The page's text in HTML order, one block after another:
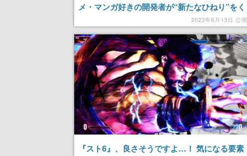
メ・マンガ好きの開発者が“新たなひねり”をく
わえたシリーズ最新作の魅力を聞いてみた
2023年6月13日 公開
『スト6』、良さそうですよ…！ 気になる要素